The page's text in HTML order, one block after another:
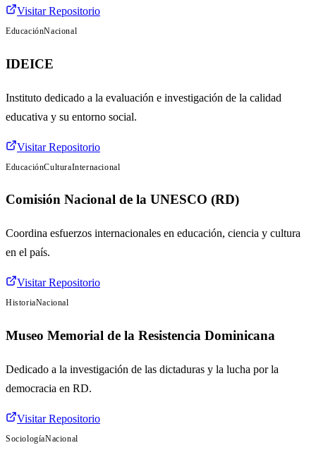
Visitar Repositorio
EducaciónNacional
IDEICE
Instituto dedicado a la evaluación e investigación de la calidad
educativa y su entorno social.
Visitar Repositorio
EducaciónCulturaInternacional
Comisión Nacional de la UNESCO (RD)
Coordina esfuerzos internacionales en educación, ciencia y cultura
en el país.
Visitar Repositorio
HistoriaNacional
Museo Memorial de la Resistencia Dominicana
Dedicado a la investigación de las dictaduras y la lucha por la
democracia en RD.
Visitar Repositorio
SociologíaNacional